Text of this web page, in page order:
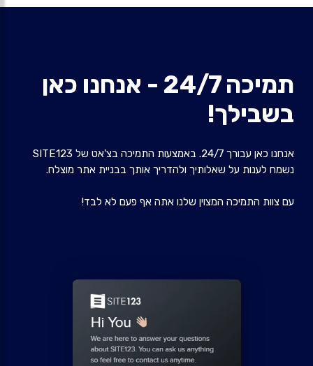
תמיכה 24/7 - אנחנו כאן
בשבילך!
אנחנו כאן עבורך 24/7. באמצעות התמיכה בצ'אט של SITE123
נשמח לענות על שאלותיך ולהדריך אותך בבניית אתר מוצלח.
עם צוות התמיכה המצוין שלנו אתה אף פעם לא לבד!